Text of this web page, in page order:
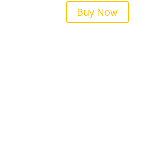
Buy Now